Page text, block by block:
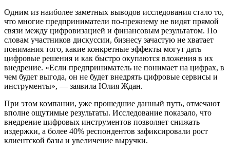
Одним из наиболее заметных выводов исследования стало то,
что многие предприниматели по-прежнему не видят прямой
связи между цифровизацией и финансовым результатом. По
словам участников дискуссии, бизнесу зачастую не хватает
понимания того, какие конкретные эффекты могут дать
цифровые решения и как быстро окупаются вложения в их
внедрение. «Если предприниматель не понимает на цифрах, в
чем будет выгода, он не будет внедрять цифровые сервисы и
инструменты», — заявила Юлия Ждан.
При этом компании, уже прошедшие данный путь, отмечают
вполне ощутимые результаты. Исследование показало, что
внедрение цифровых инструментов позволяет снижать
издержки, а более 40% респондентов зафиксировали рост
клиентской базы и увеличение выручки.